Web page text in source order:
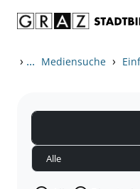
› ... Mediensuche ›